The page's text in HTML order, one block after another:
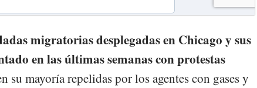
migratorias desplegadas en Chicago y sus
en las últimas semanas con protestas
su mayoría repelidas por los agentes con gases y